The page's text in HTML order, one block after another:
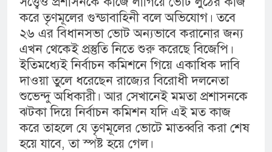
করে তৃণমূলের গুন্ডাবাহিনী বলে অভিযোগ। তবে
২৬ এর বিধানসভা ভোট অন্যভাবে করানোর জন্য
এখন থেকেই প্রস্তুতি নিতে শুরু করেছে বিজেপি‌।
ইতিমধ্যেই নির্বাচন কমিশনে গিয়ে একাধিক দাবি
দাওয়া তুলে ধরেছেন রাজ্যের বিরোধী দলনেতা
শুভেন্দু অধিকারী। আর সেখানেই মমতা প্রশাসনকে
ঝটকা দিয়ে নির্বাচন কমিশন যদি এই মত কাজ
করে তাহলে যে তৃণমূলের ভোটে মাতব্বরি করা শেষ
হয়ে যাবে, তা স্পষ্ট হয়ে গেল।